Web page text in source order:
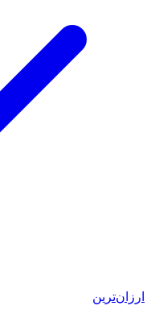
ارزان‌ترین